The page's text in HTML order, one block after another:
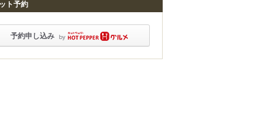
ト予約
予約申し込み